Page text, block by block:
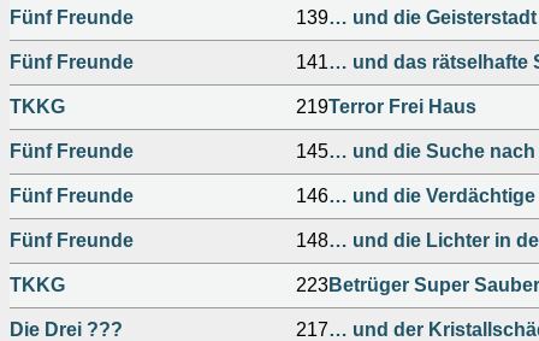
Fünf Freunde 139… und die Geisterstadt
Fünf Freunde 141… und das rätselhafte
TKKG 219Terror Frei Haus
Fünf Freunde 145… und die Suche
Fünf Freunde 146… und die
Fünf Freunde 148… und die Lichter in
TKKG 223Betrüger Super Sauber
Die Drei ??? 217… und der